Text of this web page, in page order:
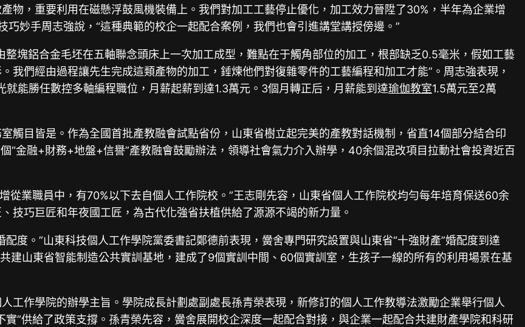
物，重要利用在磁懸浮鼓風機裝備上。我們對加工工藝停止優化，加工效力晉陞了30%，半年為企業增
妙手周志強說，“這種典範的校企一起配合案例，我們也會引進講堂講授傍邊。”
塊鋁合金毛坯在五軸聯念頭床上一次加工成型，難點在于觸角部位的加工，根部缺乏0.5毫米，假如工藝
我們經由過程讓先生完成這類產物的加工，錘煉他們對復雜零件的工藝編程和加工才能”。周志強表現，
能勝任數控多軸編程職位，月薪起薪到達1.3萬元。3個月轉正后，月薪能到達瑜伽教室1.5萬元至2萬
觸目皆是。作為全國首批產教融會試點省份，山東省樹立起完美的產教對話機制，省直14個部分結合印
“金融+財務+地盤+信譽”產教融會鼓勵辦法，領導社會氣力介入辦學，40余個混改項目拉動社會投資近百
從業職員中，有70%以下去自個人工作院校。”王志剛先容，山東省個人工作院校均勻每年培育保送60余
技巧巨匠和年夜國工匠，為古代化強省扶植供給了源源不竭的新力量。
度。”山東科技個人工作學院黨委書記鄭德前表現，黌舍專門研究設置與山東省“十強財產”婚配度到達
建山東省智能制造公共實訓基地，建成了9個實訓中間、60個實訓室，生孩子一線的所有的利用場景在基
工作學院的辦學主旨。學院成長計劃處副處長孫青榮表現，新修訂的個人工作教導法激勵企業舉行個人
”供給了政策支撐。孫青榮先容，黌舍展開校企深度一起配合對接，與企業一起配合共建財產學院和科研